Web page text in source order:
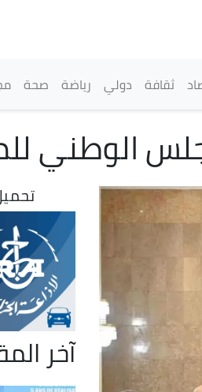
ثقافة دولي رياضة صحة
الوطني
آخر